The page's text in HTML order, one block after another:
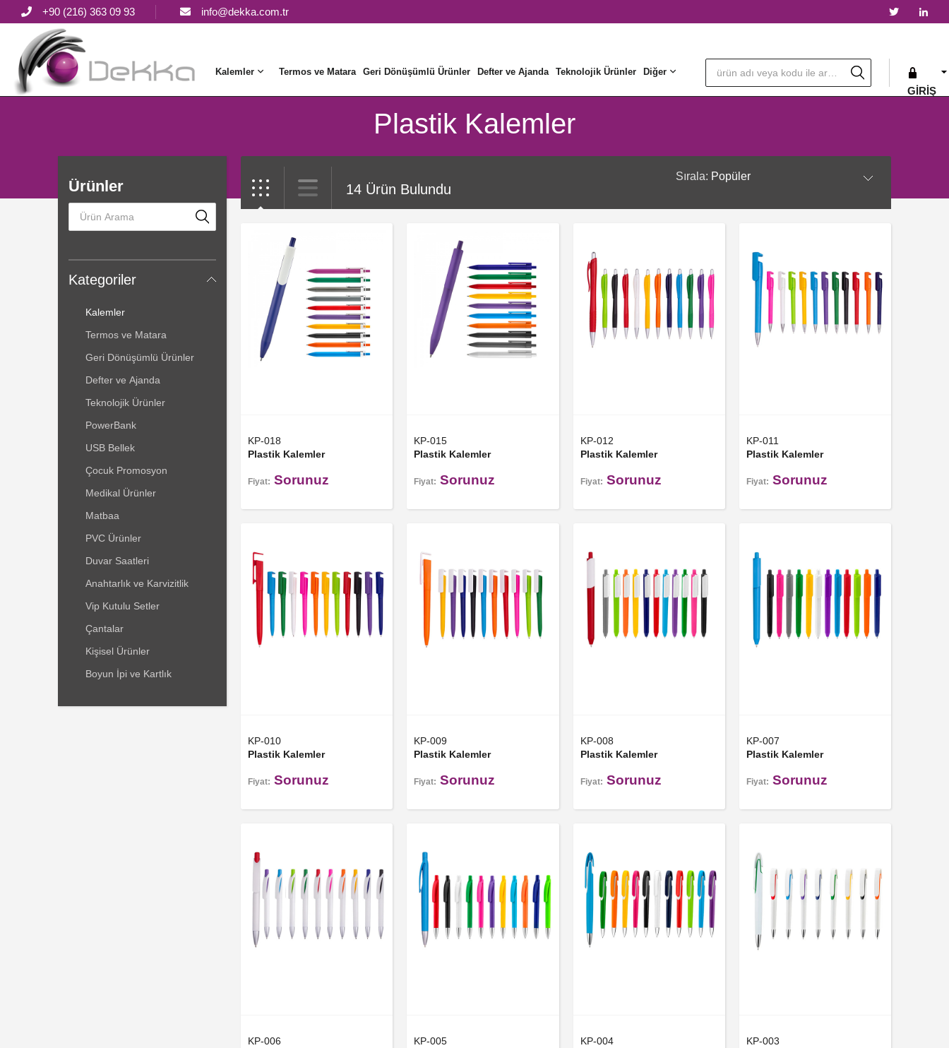
+90 (216) 363 09 93 info@dekka.com.tr
Kalemler Termos ve Matara Geri Dönüşümlü Ürünler Defter ve Ajanda Teknolojik Ürünler Diğer
GIRIŞ
Plastik Kalemler
Ürünler
Kategoriler
Kalemler
Termos ve Matara
Geri Dönüşümlü Ürünler
Defter ve Ajanda
Teknolojik Ürünler
PowerBank
USB Bellek
Çocuk Promosyon
Medikal Ürünler
Matbaa
PVC Ürünler
Duvar Saatleri
Anahtarlık ve Karvizitlik
Vip Kutulu Setler
Çantalar
Kişisel Ürünler
Boyun İpi ve Kartlık
14 Ürün Bulundu
Sırala: Popüler
KP-018
Plastik Kalemler
Fiyat: Sorunuz
KP-015
Plastik Kalemler
Fiyat: Sorunuz
KP-012
Plastik Kalemler
Fiyat: Sorunuz
KP-011
Plastik Kalemler
Fiyat: Sorunuz
KP-010
Plastik Kalemler
Fiyat: Sorunuz
KP-009
Plastik Kalemler
Fiyat: Sorunuz
KP-008
Plastik Kalemler
Fiyat: Sorunuz
KP-007
Plastik Kalemler
Fiyat: Sorunuz
KP-006
KP-005
KP-004
KP-003